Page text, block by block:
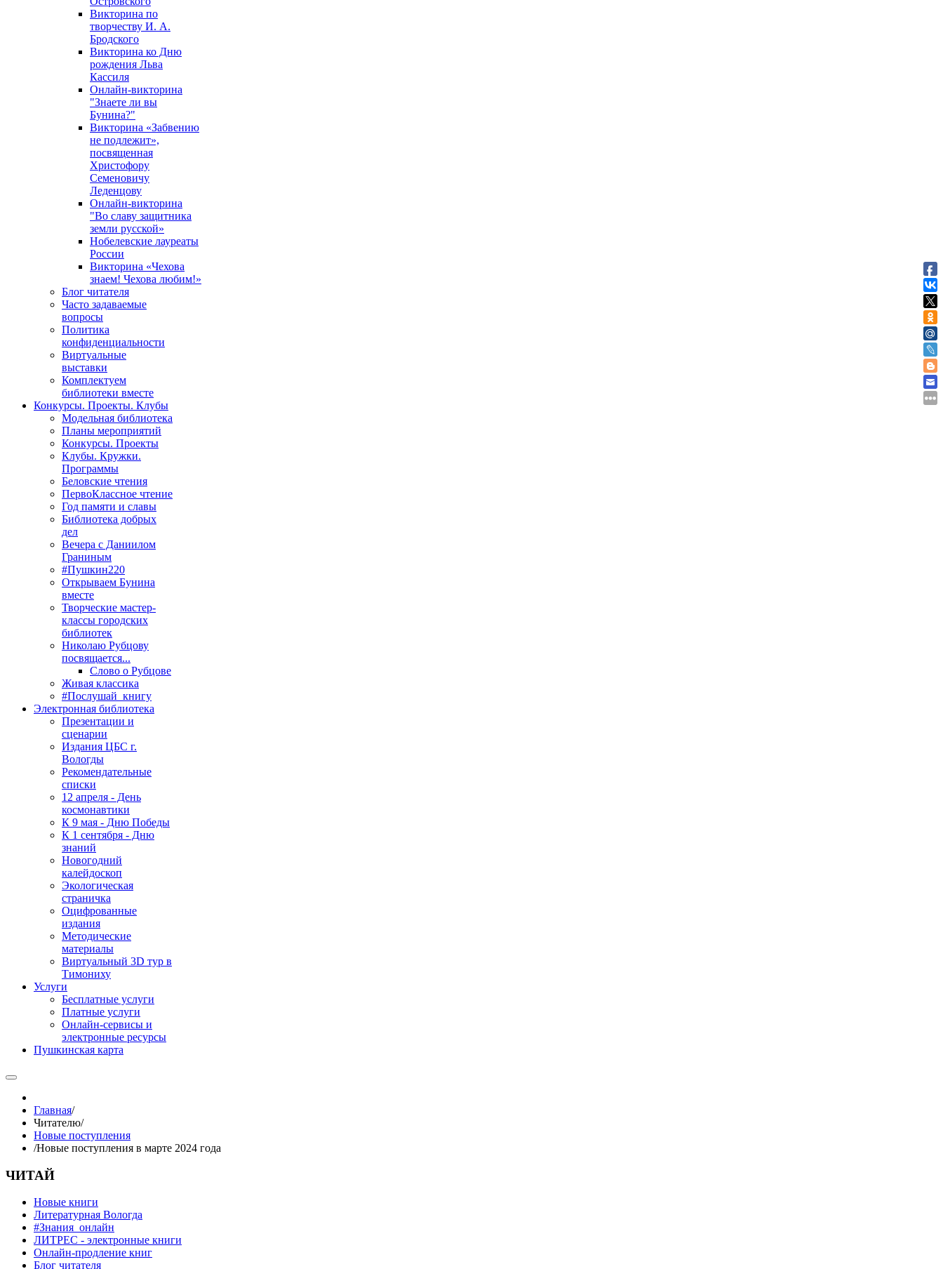
Викторина по
творчеству И. А.
Бродского
Викторина ко Дню
рождения Льва
Кассиля
Онлайн-викторина
"Знаете ли вы
Бунина?"
Викторина «Забвению
не подлежит»,
посвященная
Христофору
Семеновичу
Леденцову
Онлайн-викторина
"Во славу защитника
земли русской»
Нобелевские лауреаты
России
Викторина «Чехова
знаем! Чехова любим!»
Блог читателя
Часто задаваемые
вопросы
Политика
конфиденциальности
Виртуальные
выставки
Комплектуем
библиотеки вместе
Конкурсы. Проекты. Клубы
Модельная библиотека
Планы мероприятий
Конкурсы. Проекты
Клубы. Кружки.
Программы
Беловские чтения
ПервоКлассное чтение
Год памяти и славы
Библиотека добрых
дел
Вечера с Даниилом
Граниным
#Пушкин220
Открываем Бунина
вместе
Творческие мастер-
классы городских
библиотек
Николаю Рубцову
посвящается...
Слово о Рубцове
Живая классика
#Послушай_книгу
Электронная библиотека
Презентации и
сценарии
Издания ЦБС г.
Вологды
Рекомендательные
списки
12 апреля - День
космонавтики
К 9 мая - Дню Победы
К 1 сентября - Дню
знаний
Новогодний
калейдоскоп
Экологическая
страничка
Оцифрованные
издания
Методические
материалы
Виртуальный 3D тур в
Тимониху
Услуги
Бесплатные услуги
Платные услуги
Онлайн-сервисы и
электронные ресурсы
Пушкинская карта
Главная/
Читателю/
Новые поступления
/Новые поступления в марте 2024 года
ЧИТАЙ
Новые книги
Литературная Вологда
#Знания_онлайн
ЛИТРЕС - электронные книги
Онлайн-продление книг
Блог читателя